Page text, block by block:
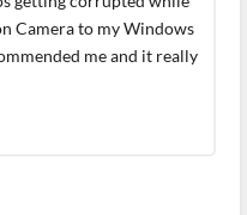
Camera to my Windows
me and it really